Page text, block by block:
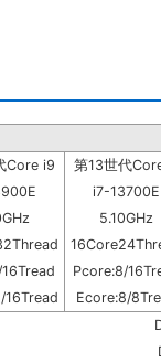
Core i9
第13世代
i7-13700E
5.10GHz
Pcore:8/
16Tread
Ecore:8/